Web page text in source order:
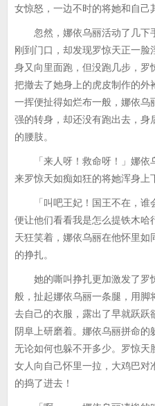
女惊怒，一边不时的将她和自己
忽然，娜依乌丽活动了几下
刚到门口，却发现罗惊天正一
身又向里面跑，但没跑几步，
把撤去了她身上的虎皮制作的
一挥便扯得如烂布一般，娜依
强的转身，却还没有跑出去，身
的腰肢。
「来人呀！救命呀！」娜依
来罗惊天如痴如狂的将她浑身上
「叫吧王妃！国王不在，谁
便让他们看看我是怎么提铁木
天狂笑着，娜依乌丽在他怀里
的挣扎。
她的嘶叫挣扎更加激发了罗
般，扯起娜依乌丽一条腿，用脚
去自己的衣服，露出了早就跃跃
阴阜上研磨着。娜依乌丽拼命
无论如何也躲不开多少。罗惊天
女人向自己怀里一拉，大鸡巴
的捣了进去！